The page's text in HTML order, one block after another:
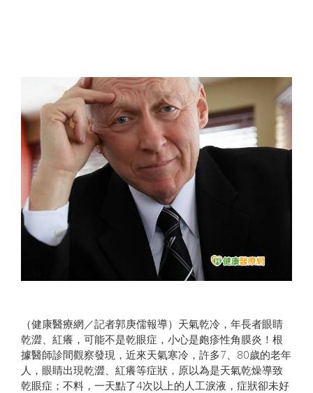
（健康醫療網／記者郭庚儒報導）天氣乾冷，年長者眼睛
乾澀、紅癢，可能不是乾眼症，小心是皰疹性角膜炎！根
據醫師診間觀察發現，近來天氣寒冷，許多7、80歲的老年
人，眼睛出現乾澀、紅癢等症狀，原以為是天氣乾燥導致
乾眼症；不料，一天點了4次以上的人工淚液，症狀卻未好